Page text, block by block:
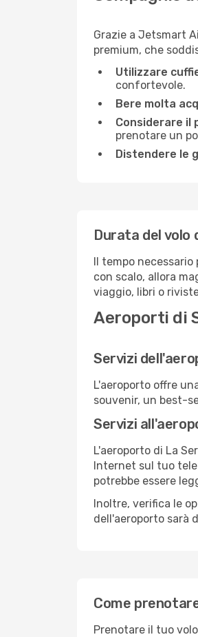
Grazie a Jetsmart
premium, che
Utilizzare
confortevole.
Bere molta
Considerare il
prenotare un
Distendere le
Durata del volo
Il tempo
con scalo, allora
viaggio, libri o
Aeroporti di
Servizi
L'aeroporto offre
souvenir, un best-
Servizi
L'aeroporto di La
Internet sul tuo
potrebbe essere
Inoltre, verifica le
dell'aeroporto sarà
Come
Prenotare il tuo